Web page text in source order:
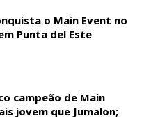
o Main Event no
Punta del Este
campeão de Main
jovem que Jumalon;